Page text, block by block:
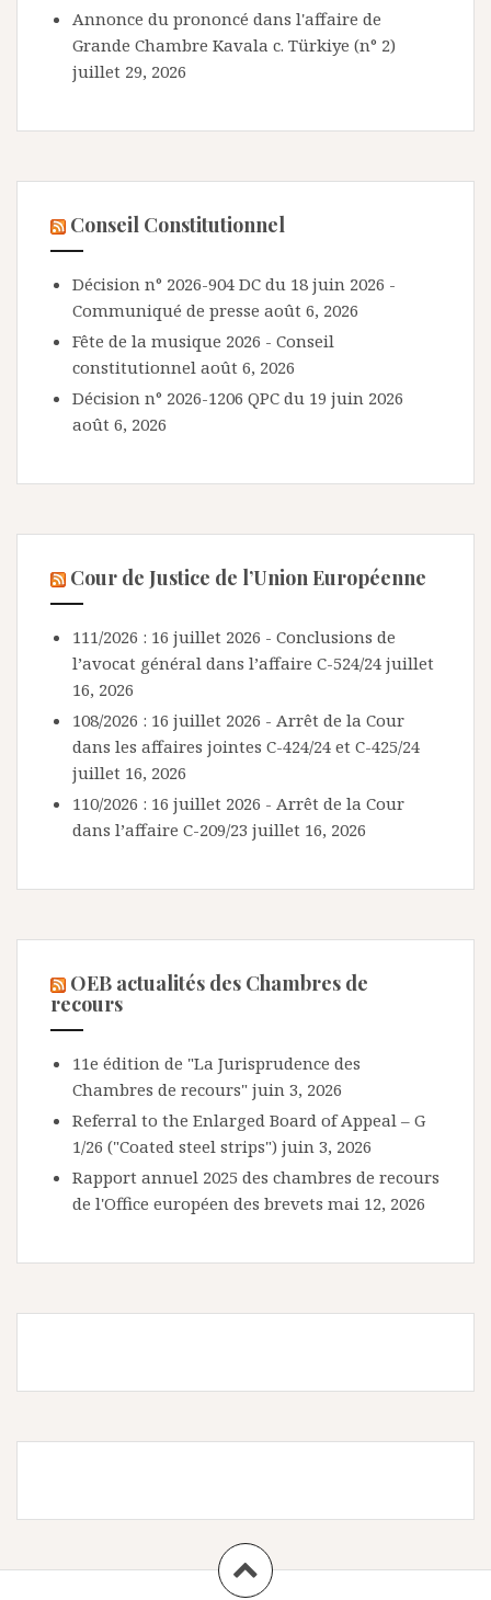
Annonce du prononcé dans l'affaire de
Grande Chambre Kavala c. Türkiye (n° 2)
juillet 29, 2026
Conseil Constitutionnel
Décision n° 2026-904 DC du 18 juin 2026 -
Communiqué de presse août 6, 2026
Fête de la musique 2026 - Conseil
constitutionnel août 6, 2026
Décision n° 2026-1206 QPC du 19 juin 2026
août 6, 2026
Cour de Justice de l’Union Européenne
111/2026 : 16 juillet 2026 - Conclusions de
l’avocat général dans l’affaire C-524/24 juillet
16, 2026
108/2026 : 16 juillet 2026 - Arrêt de la Cour
dans les affaires jointes C-424/24 et C-425/24
juillet 16, 2026
110/2026 : 16 juillet 2026 - Arrêt de la Cour
dans l’affaire C-209/23 juillet 16, 2026
OEB actualités des Chambres de
recours
11e édition de "La Jurisprudence des
Chambres de recours" juin 3, 2026
Referral to the Enlarged Board of Appeal – G
1/26 ("Coated steel strips") juin 3, 2026
Rapport annuel 2025 des chambres de recours
de l'Office européen des brevets mai 12, 2026